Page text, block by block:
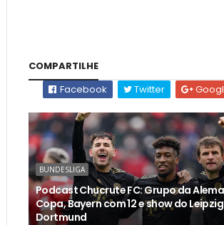
COMPARTILHE
Facebook
Twitter
BUNDESLIGA
Podcast Chucrute FC: Grupo da
Copa, Bayern com 12 e show do
Dortmund